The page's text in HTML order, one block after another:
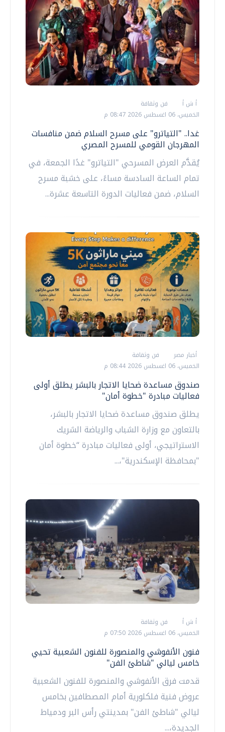
أ ش أ
فن وثقافة
الخميس، 06 اغسطس 2026 08:47 م
غدا.. "التياترو" على مسرح السلام ضمن منافسات
المهرجان القومي للمسرح المصري
يُقدَّم العرض المسرحي "التياترو" غدًا الجمعة، في
تمام الساعة السادسة مساءً، على خشبة مسرح
السلام، ضمن فعاليات الدورة التاسعة عشرة...
أخبار مصر
فن وثقافة
الخميس، 06 اغسطس 2026 08:44 م
صندوق مساعدة ضحايا الاتجار بالبشر يطلق أولى
فعاليات مبادرة "خطوة أمان"
يطلق صندوق مساعدة ضحايا الاتجار بالبشر،
بالتعاون مع وزارة الشباب والرياضة الشريك
الاستراتيجي، أولى فعاليات مبادرة “خطوة أمان
"بمحافظة الإسكندرية"،...
أ ش أ
فن وثقافة
الخميس، 06 اغسطس 2026 07:50 م
فنون الأنفوشي والمنصورة للفنون الشعبية تحيي
خامس ليالي "شاطئ الفن"
قدمت فرق الأنفوشي والمنصورة للفنون الشعبية
عروض فنية فلكلورية أمام المصطافين بخامس
ليالي "شاطئ الفن" بمدينتي رأس البر ودمياط
الجديدة،...